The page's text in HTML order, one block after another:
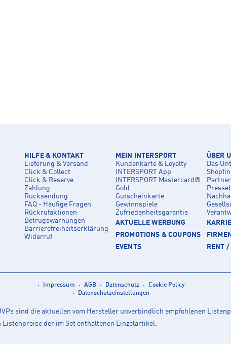
HILFE & KONTAKT
Lieferung & Versand
Click & Collect
Click & Reserve
Zahlung
Rücksendung
FAQ - Häufige Fragen
Rückrufaktionen
Betrugswarnungen
Barrierefreiheitserklärung
Widerruf
MEIN INTERSPORT
Kundenkarte & Loyalty
INTERSPORT App
INTERSPORT Mastercard®
Gold
Gutscheinkarte
Gewinnspiele
Zufriedenheitsgarantie
AKTUELLE WERBUNG
PROMOTIONS & COUPONS
EVENTS
ÜBER
Das
RENT /
Impressum AGB Datenschutz
Cookie Policy
Datenschutzeinstellungen
sind die aktuellen vom Hersteller unverbindlich empfohlenen
der im Set enthaltenen Einzelartikel.